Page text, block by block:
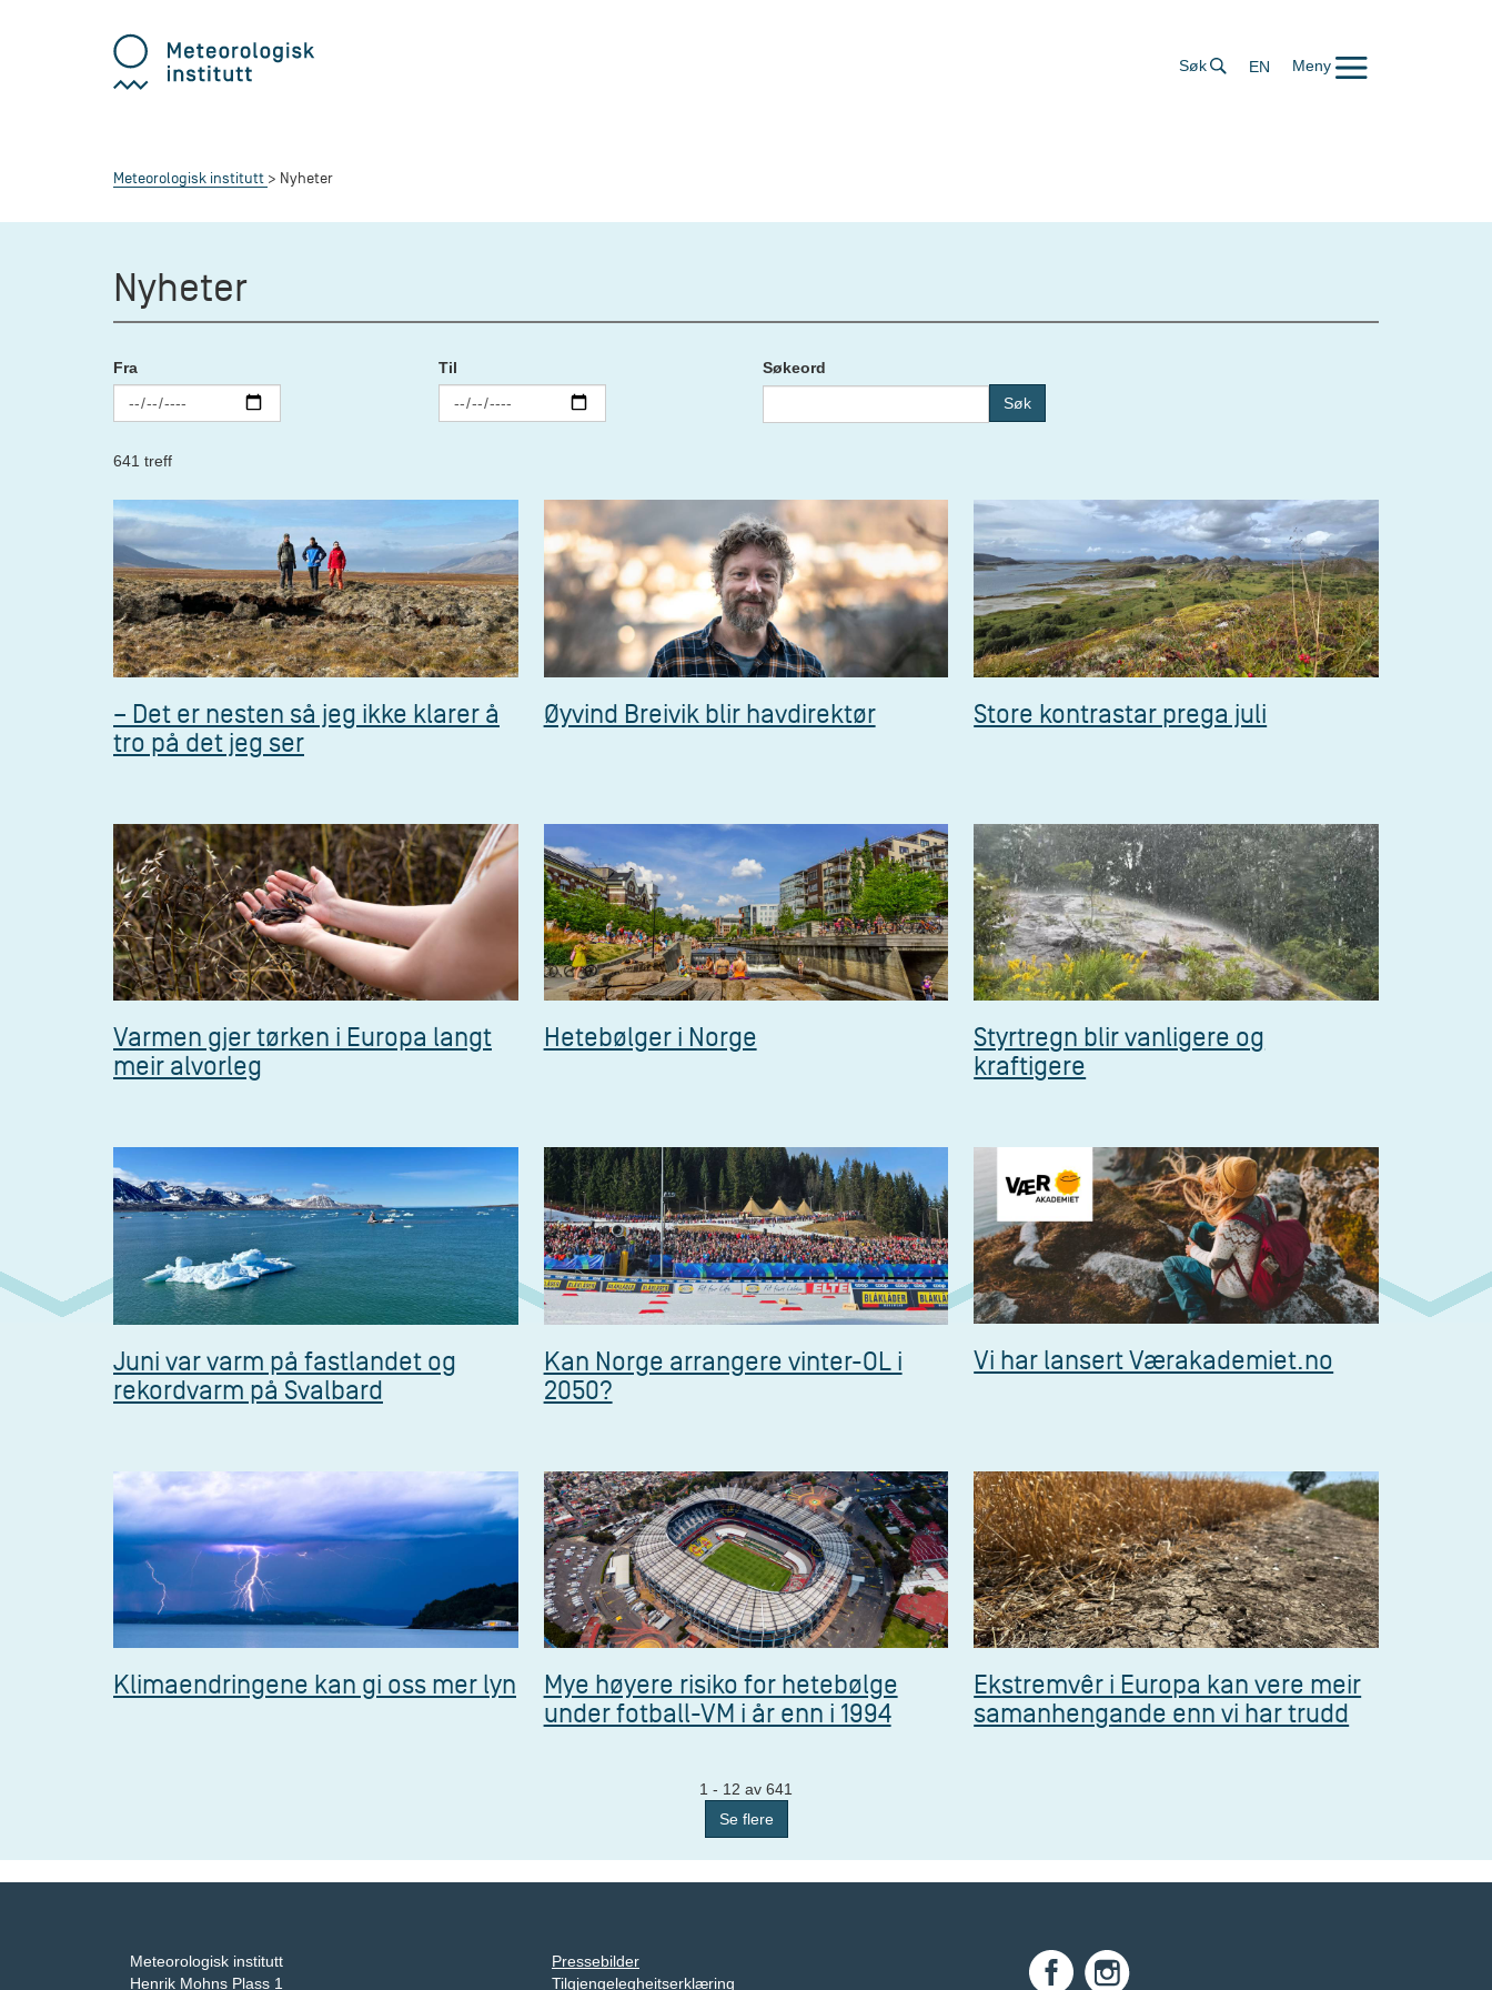
Søk EN Meny
Meteorologisk institutt Nyheter
Nyheter
Fra Til
Søkeord
Søk
641 treff
– Det er nesten så jeg ikke klarer å
tro på det jeg ser
Øyvind Breivik blir havdirektør Store kontrastar prega juli
Varmen gjer tørken i Europa langt
meir alvorleg
Hetebølger i Norge
Styrtregn blir vanligere og
kraftigere
Juni var varm på fastlandet og
rekordvarm på Svalbard
Kan Norge arrangere vinter-OL i
2050?
Vi har lansert Værakademiet.no
Klimaendringene kan gi oss mer lyn
Mye høyere risiko for hetebølge
under fotball-VM i år enn i 1994
Ekstremvêr i Europa kan vere meir
samanhengande enn vi har trudd
1 - 12 av 641
Se flere
Meteorologisk institutt
Henrik Mohns Plass 1
Pressebilder
Tilgjengelegheitserklæring